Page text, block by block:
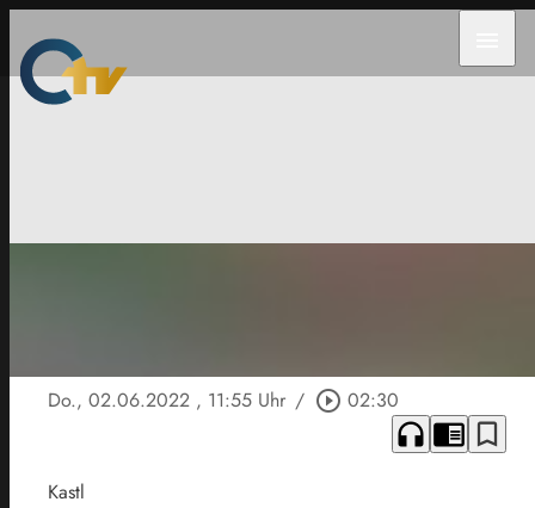
Do., 02.06.2022 , 11:55 Uhr / play_circle_outline 02:30
headphones chrome_reader_mode bookmark_border
Kastl